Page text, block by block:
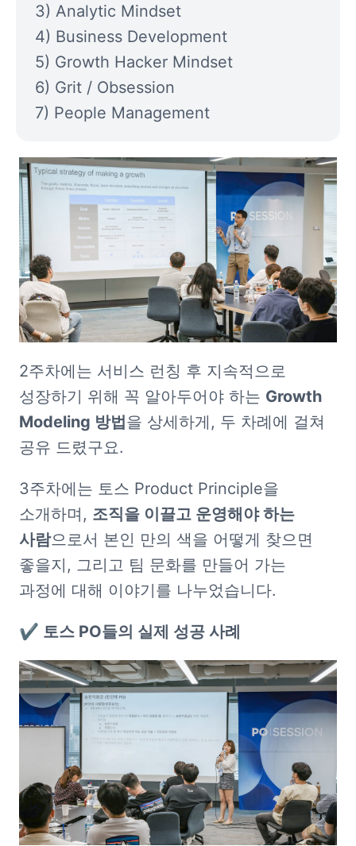
3) Analytic Mindset
5)
6) Grit / Obsession
7) People Management
2주차에는 서비스 런칭 후 지속적으로
성장하기 위해 꼭 알아두어야 하는 Growth
Modeling 방법을 상세하게, 두 차례에 걸쳐
공유 드렸구요.
3주차에는 토스 Product Principle을
소개하며, 조직을 이끌고 운영해야 하는
사람으로서 본인 만의 색을 어떻게 찾으면
좋을지, 그리고 팀 문화를 만들어 가는
과정에 대해 이야기를 나누었습니다.
✔️ 토스 PO들의 실제 성공 사례